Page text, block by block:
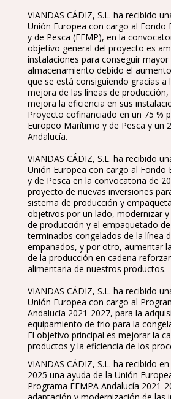
VIANDAS CÁDIZ, S.L. ha recibido
Unión Europea con cargo al Fondo
y de Pesca (FEMP), en la
objetivo general del proyecto es
instalaciones para conseguir mayor
almacenamiento debido el
que se está consiguiendo gracias a
mejora de las líneas de
mejora la eficiencia en sus
Proyecto cofinanciado en un 75 %
Europeo Marítimo y de Pesca y un
Andalucía.
VIANDAS CÁDIZ, S.L. ha recibido
Unión Europea con cargo al Fondo
y de Pesca en la convocatoria de
proyecto de nuevas inversiones
sistema de producción y
objetivos por un lado, modernizar
de producción y el empaquetado
terminados congelados de la línea
empanados, y por otro, aumentar
de la producción en cadena
alimentaria de nuestros productos.
VIANDAS CÁDIZ, S.L. ha recibido
Unión Europea con cargo al
Andalucía 2021-2027, para la
equipamiento de frio para la
El objetivo principal es mejorar la
productos y la eficiencia de los
VIANDAS CÁDIZ, S.L. ha recibido
2025 una ayuda de la Unión
Programa FEMPA Andalucía 2021-